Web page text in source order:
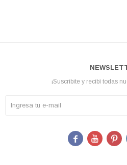
¡Suscribite y recibí todas
  